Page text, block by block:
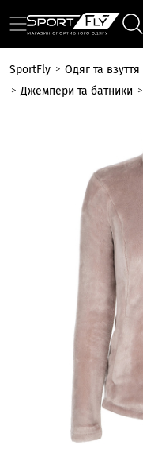
SportFly Одяг та взуття
Джемпери та батники